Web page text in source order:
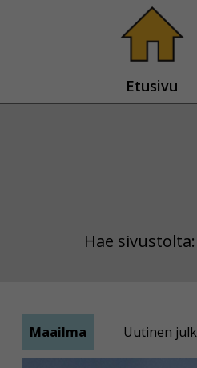
Etusivu
Hae sivustolta:
Maailma
Uutinen